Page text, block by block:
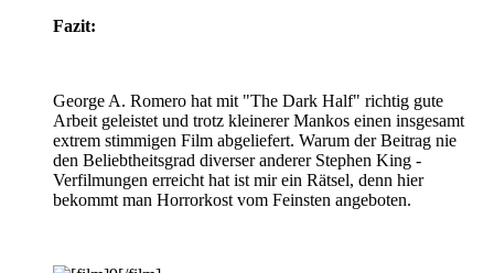
Fazit:
George A. Romero hat mit "The Dark Half" richtig gute
Arbeit geleistet und trotz kleinerer Mankos einen insgesamt
extrem stimmigen Film abgeliefert. Warum der Beitrag nie
den Beliebtheitsgrad diverser anderer Stephen King -
Verfilmungen erreicht hat ist mir ein Rätsel, denn hier
bekommt man Horrorkost vom Feinsten angeboten.